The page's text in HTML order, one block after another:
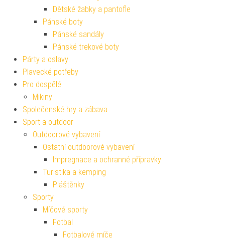
Dětské žabky a pantofle
Pánské boty
Pánské sandály
Pánské trekové boty
Párty a oslavy
Plavecké potřeby
Pro dospělé
Mikiny
Společenské hry a zábava
Sport a outdoor
Outdoorové vybavení
Ostatní outdoorové vybavení
Impregnace a ochranné přípravky
Turistika a kemping
Pláštěnky
Sporty
Míčové sporty
Fotbal
Fotbalové míče